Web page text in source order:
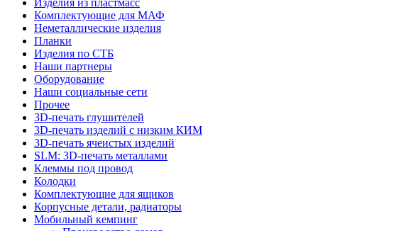
Изделия из пластмасс
Комплектующие для МАФ
Неметаллические изделия
Планки
Изделия по СТБ
Наши партнеры
Оборудование
Наши социальные сети
Прочее
3D-печать глушителей
3D-печать изделий с низким КИМ
3D-печать ячеистых изделий
SLM: 3D-печать металлами
Клеммы под провод
Колодки
Комплектующие для ящиков
Корпусные детали, радиаторы
Мобильный кемпинг